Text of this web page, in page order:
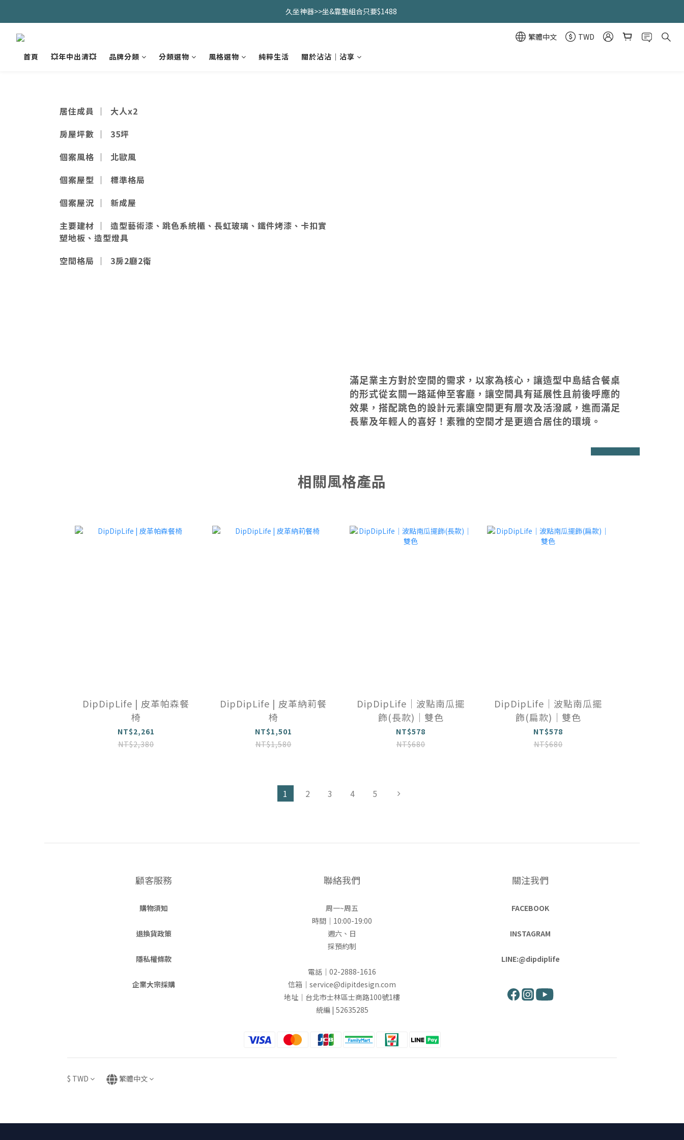
久坐神器>>坐&靠墊組合只要$1488
久坐神器>>坐&靠墊組合只要$1488
CHANIDA 出清價只要8折!!!
繁體中文
TWD
首頁
💥年中出清💥 品牌分類 分類選物 風格選物 純粹生活 關於沾沾｜沾享
居住成員
｜ 大人x2
房屋坪數 ｜ 35坪
個案風格 ｜ 北歐風
個案屋型 ｜ 標準格局
個案屋況 ｜ 新成屋
主要建材 ｜ 造型藝術漆、跳色系統櫃、長虹玻璃、鐵件烤漆、卡扣實
塑地板、造型燈具
空間格局
｜ 3房2廳2衛
滿足業主方對於空間的需求，以家為核心，讓造型中島結合餐桌
的形式從玄關一路延伸至客廳，讓空間具有延展性且前後呼應的
效果，搭配跳色的設計元素讓空間更有層次及活潑感，進而滿足
長輩及年輕人的喜好！素雅的空間才是更適合居住的環境。
相關風格產品
DipDipLife | 皮革帕森餐
椅
NT$2,261
NT$2,380
DipDipLife | 皮革納莉餐
椅
NT$1,501
NT$1,580
DipDipLife｜波點南瓜擺
飾(長款)｜雙色
NT$578
NT$680
DipDipLife｜波點南瓜擺
飾(扁款)｜雙色
NT$578
NT$680
1 2 3 4 5
顧客服務
購物須知
退換貨政策
隱私權條款
企業大宗採購
聯絡我們
周一~周五
時間｜10:00-19:00
週六、日
採預約制
電話｜02-2888-1616
信箱｜service@dipitdesign.com
地址｜台北市士林區士商路100號1樓
統編 | 52635285
關注我們
FACEBOOK
INSTAGRAM
LINE:@dipdiplife
$ TWD 繁體中文